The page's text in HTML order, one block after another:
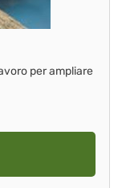
per ampliare